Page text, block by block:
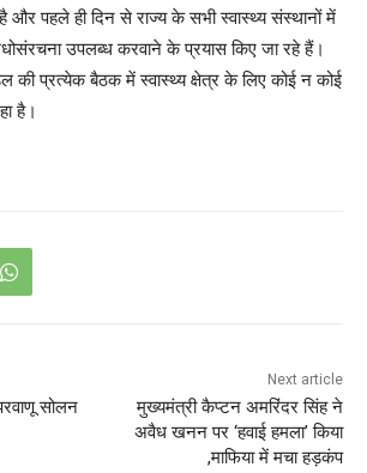
है और पहले ही दिन से राज्य के सभी स्वास्थ्य संस्थानों में
उपलब्ध करवाने के प्रयास किए जा रहे हैं।
की प्रत्येक बैठक में स्वास्थ्य क्षेत्र के लिए कोई न कोई
है।
सोलन
Next article
मुख्यमंत्री कैप्टन अमरिंदर सिंह ने
अवैध खनन पर ‘हवाई हमला’ किया
,माफिया में मचा हड़कंप